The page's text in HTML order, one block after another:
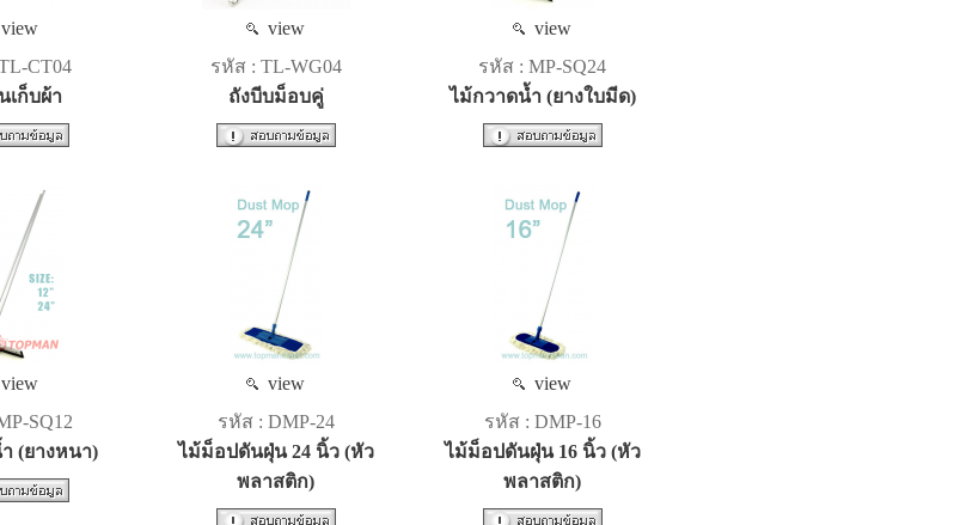
view
CT04
เก็บผ้า
view
รหัส : TL-WG04
ถังบีบม็อบคู่
view
รหัส : MP-SQ24
ไม้กวาดน้ำ (ยางใบมีด)
view
SQ12
(ยางหนา)
view
รหัส : DMP-24
ไม้ม็อปดันฝุ่น 24 นิ้ว (หัว
พลาสติก)
view
รหัส : DMP-16
ไม้ม็อปดันฝุ่น 16 นิ้ว (หัว
พลาสติก)